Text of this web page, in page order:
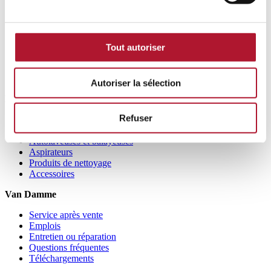
Tout autoriser
Autoriser la sélection
Refuser
Volg ons op Instagram
Produits
Nettoyeurs haute pression
Autolaveuses et balayeuses
Aspirateurs
Produits de nettoyage
Accessoires
Van Damme
Service après vente
Emplois
Entretien ou réparation
Questions fréquentes
Téléchargements